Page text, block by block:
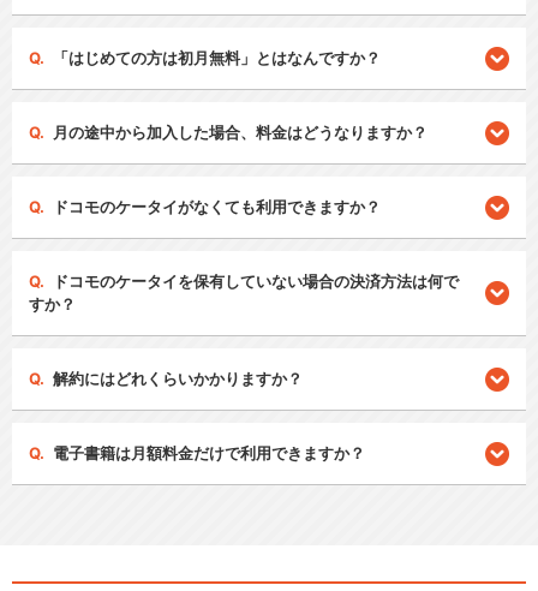
「はじめての方は初月無料」とはなんですか？
月の途中から加入した場合、料金はどうなりますか？
ドコモのケータイがなくても利用できますか？
ドコモのケータイを保有していない場合の決済方法は何で
すか？
解約にはどれくらいかかりますか？
電子書籍は月額料金だけで利用できますか？